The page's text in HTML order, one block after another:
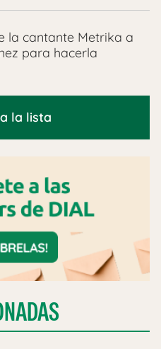
la cantante Metrika a
para hacerla
la lista